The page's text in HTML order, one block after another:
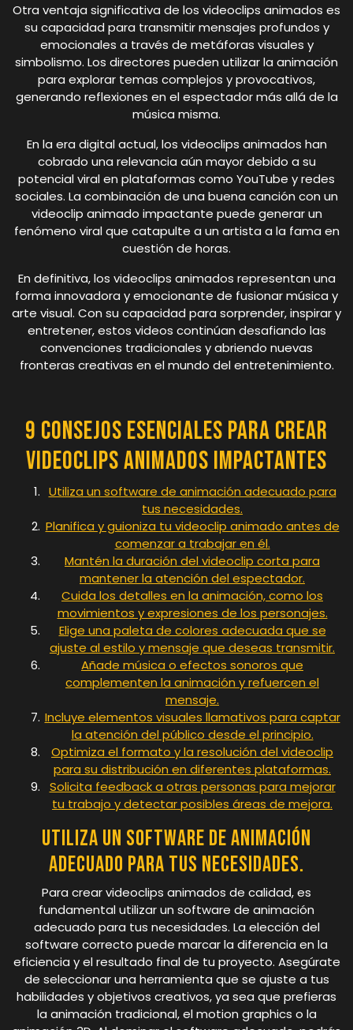
Otra ventaja significativa de los videoclips animados es
su capacidad para transmitir mensajes profundos y
emocionales a través de metáforas visuales y
simbolismo. Los directores pueden utilizar la animación
para explorar temas complejos y provocativos,
generando reflexiones en el espectador más allá de la
música misma.
En la era digital actual, los videoclips animados han
cobrado una relevancia aún mayor debido a su
potencial viral en plataformas como YouTube y redes
sociales. La combinación de una buena canción con un
videoclip animado impactante puede generar un
fenómeno viral que catapulte a un artista a la fama en
cuestión de horas.
En definitiva, los videoclips animados representan una
forma innovadora y emocionante de fusionar música y
arte visual. Con su capacidad para sorprender, inspirar y
entretener, estos videos continúan desafiando las
convenciones tradicionales y abriendo nuevas
fronteras creativas en el mundo del entretenimiento.
9 Consejos Esenciales para Crear
Videoclips Animados Impactantes
Utiliza un software de animación adecuado para
tus necesidades.
Planifica y guioniza tu videoclip animado antes de
comenzar a trabajar en él.
Mantén la duración del videoclip corta para
mantener la atención del espectador.
Cuida los detalles en la animación, como los
movimientos y expresiones de los personajes.
Elige una paleta de colores adecuada que se
ajuste al estilo y mensaje que deseas transmitir.
Añade música o efectos sonoros que
complementen la animación y refuercen el
mensaje.
Incluye elementos visuales llamativos para captar
la atención del público desde el principio.
Optimiza el formato y la resolución del videoclip
para su distribución en diferentes plataformas.
Solicita feedback a otras personas para mejorar
tu trabajo y detectar posibles áreas de mejora.
Utiliza un software de animación
adecuado para tus necesidades.
Para crear videoclips animados de calidad, es
fundamental utilizar un software de animación
adecuado para tus necesidades. La elección del
software correcto puede marcar la diferencia en la
eficiencia y el resultado final de tu proyecto. Asegúrate
de seleccionar una herramienta que se ajuste a tus
habilidades y objetivos creativos, ya sea que prefieras
la animación tradicional, el motion graphics o la